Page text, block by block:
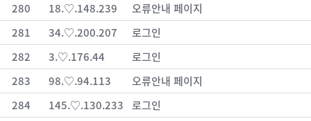
280
18.♡.148.239
오류안내 페이지
281
34.♡.200.207
로그인
282
3.♡.176.44
로그인
283
98.♡.94.113
오류안내 페이지
284
145.♡.130.233 로그인